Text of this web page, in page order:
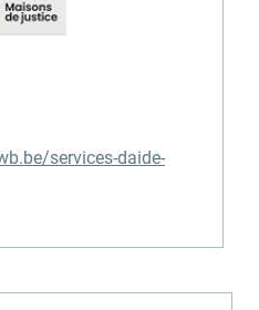
services-daide-